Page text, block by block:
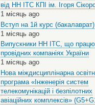
від НН ІТС КПІ ім. Ігоря
1 місяць ago
Вступ на 1й курс (бакалаврат)
1 місяць ago
Випускники НН ІТС, що
провідних компаніях України
1 місяць ago
Нова міждисциплінарна
програма «Інженерія систем
телекомунікацій і безпілотних
авіаційних комплексів»